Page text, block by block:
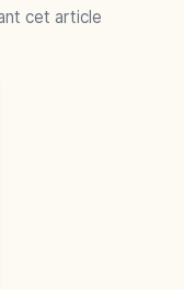
cet article